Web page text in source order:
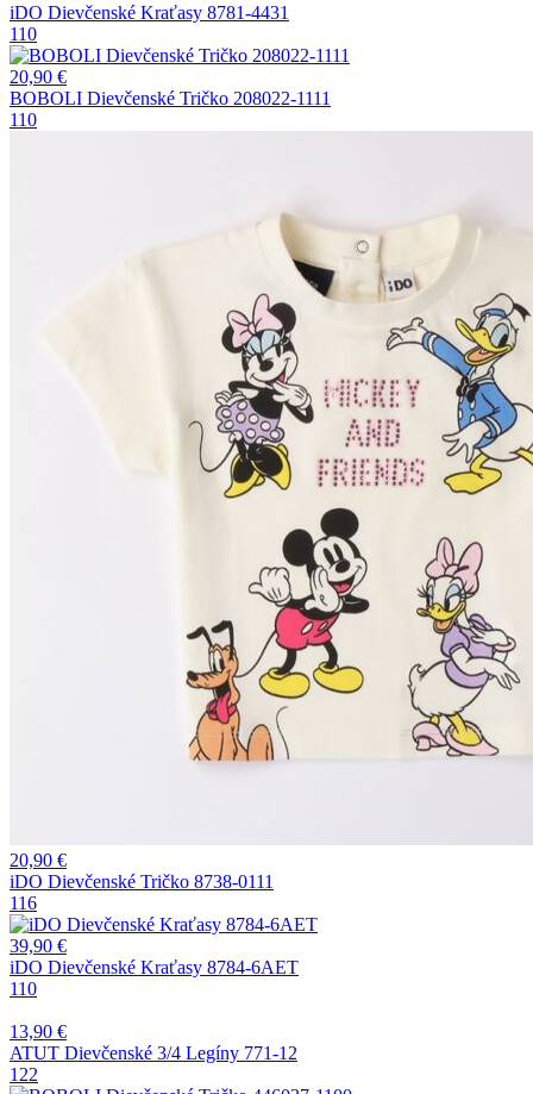
iDO Dievčenské Kraťasy 8781-4431
110
20,90 €
BOBOLI Dievčenské Tričko 208022-1111
110
20,90 €
iDO Dievčenské Tričko 8738-0111
116
39,90 €
iDO Dievčenské Kraťasy 8784-6AET
110
13,90 €
ATUT Dievčenské 3/4 Legíny 771-12
122